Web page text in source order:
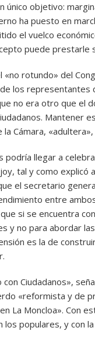
único objetivo:
ha puesto en
el vuelco
puede prestarle
«no rotundo» del
los representantes
no era otro que el
Mantener
Cámara,
podría llegar a
tal y como explicó
el secretario
entre
si se encuentra
y no para abordar
es la de
Ciudadanos»,
«reformista y de
La Moncloa». Con
populares, y con